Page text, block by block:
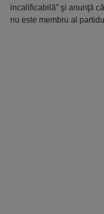
incalificabilă” şi anunţă
nu este membru al